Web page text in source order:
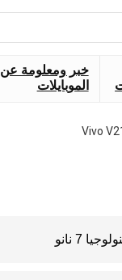
خبر ومعلومة عن
الموبايلات